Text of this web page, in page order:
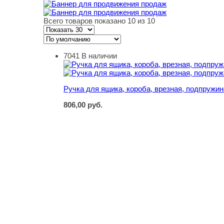
Всего товаров показано 10 из 10
Ручка для ящика, короба, врезная,
7041 В наличии
Ручка для ящика, короба, врезная,
806,00 руб.